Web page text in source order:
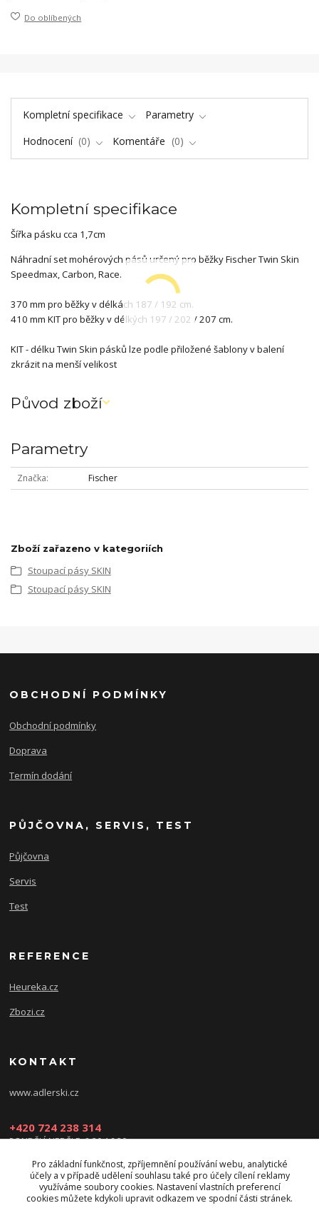
Do oblíbených
Kompletní specifikace
Parametry
Hodnocení
0 Komentáře 0
Kompletní specifikace
Šířka pásku cca 1,7cm
Náhradní set mohérových pásů určený pro běžky Fischer Twin Skin
Speedmax, Carbon, Race.
370 mm pro běžky v délkách 187 / 192 cm.
410 mm KIT pro běžky v délkých 197 / 202 / 207 cm.
KIT - délku Twin Skin pásků lze podle přiložené šablony v balení
zkrázit na menší velikost
Původ zboží
Parametry
Značka Fischer
Zboží zařazeno v kategoriích
Stoupací pásy SKIN
Stoupací pásy SKIN
OBCHODNÍ PODMÍNKY
Obchodní podmínky
Doprava
Termín dodání
PŮJČOVNA, SERVIS, TEST
Půjčovna
Servis
Test
REFERENCE
Heureka.cz
Zbozi.cz
KONTAKT
www.adlerski.cz
+420 724 238 314
PONDĚLÍ-NEDĚLE: 8:30-16:30
eshop@adler-ski.cz
Pro základní funkčnost, zpříjemnění používání webu, analytické
účely a v případě udělení souhlasu také pro účely cílení reklamy
využíváme soubory cookies. Nastavení vlastních preferencí
cookies můžete kdykoli upravit odkazem ve spodní části stránek.